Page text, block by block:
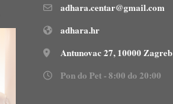
adhara.centar@gmail.com
adhara.hr
Antunovac 27, 10000 Zagreb
Pon do Pet - 8:00 do 20:00